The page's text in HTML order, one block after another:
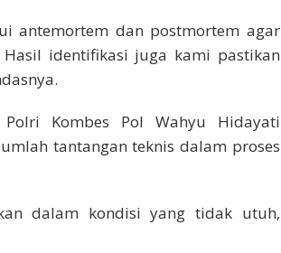
antemortem dan postmortem agar
identifikasi juga kami pastikan
Kombes Pol Wahyu Hidayati
tantangan teknis dalam proses
dalam kondisi yang tidak utuh,